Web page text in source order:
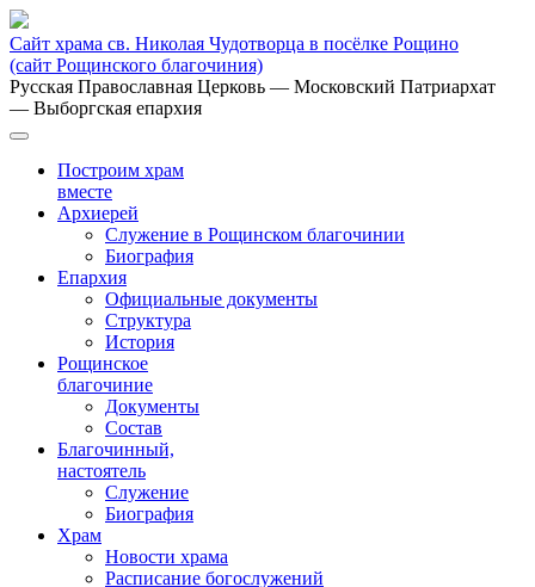
Сайт храма св. Николая Чудотворца в посёлке Рощино
(сайт Рощинского благочиния)
Русская Православная Церковь — Московский Патриархат
— Выборгская епархия
Построим храм
вместе
Архиерей
Служение в Рощинском благочинии
Биография
Епархия
Официальные документы
Структура
История
Рощинское
благочиние
Документы
Состав
Благочинный,
настоятель
Служение
Биография
Храм
Новости храма
Расписание богослужений